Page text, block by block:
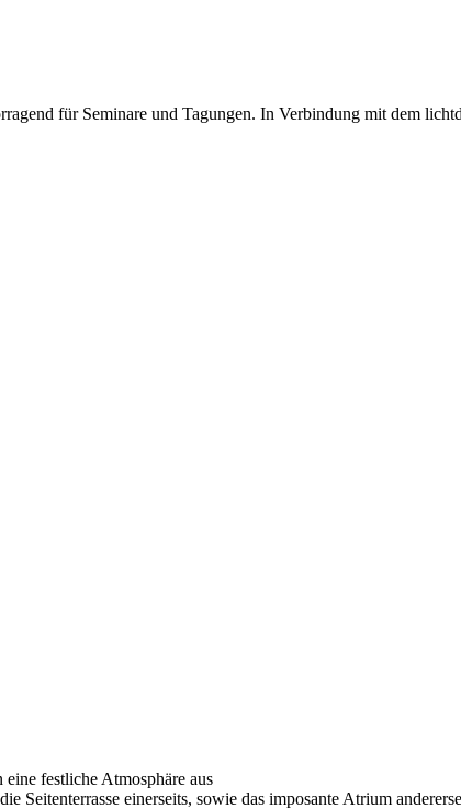
für Seminare und Tagungen. In Verbindung mit dem
festliche Atmosphäre aus
Seitenterrasse einerseits, sowie das imposante Atrium